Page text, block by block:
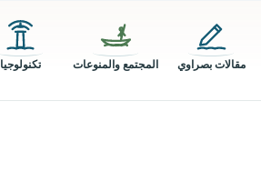
مقالات بصراوي المجتمع والمنوعات تكنولوجيا